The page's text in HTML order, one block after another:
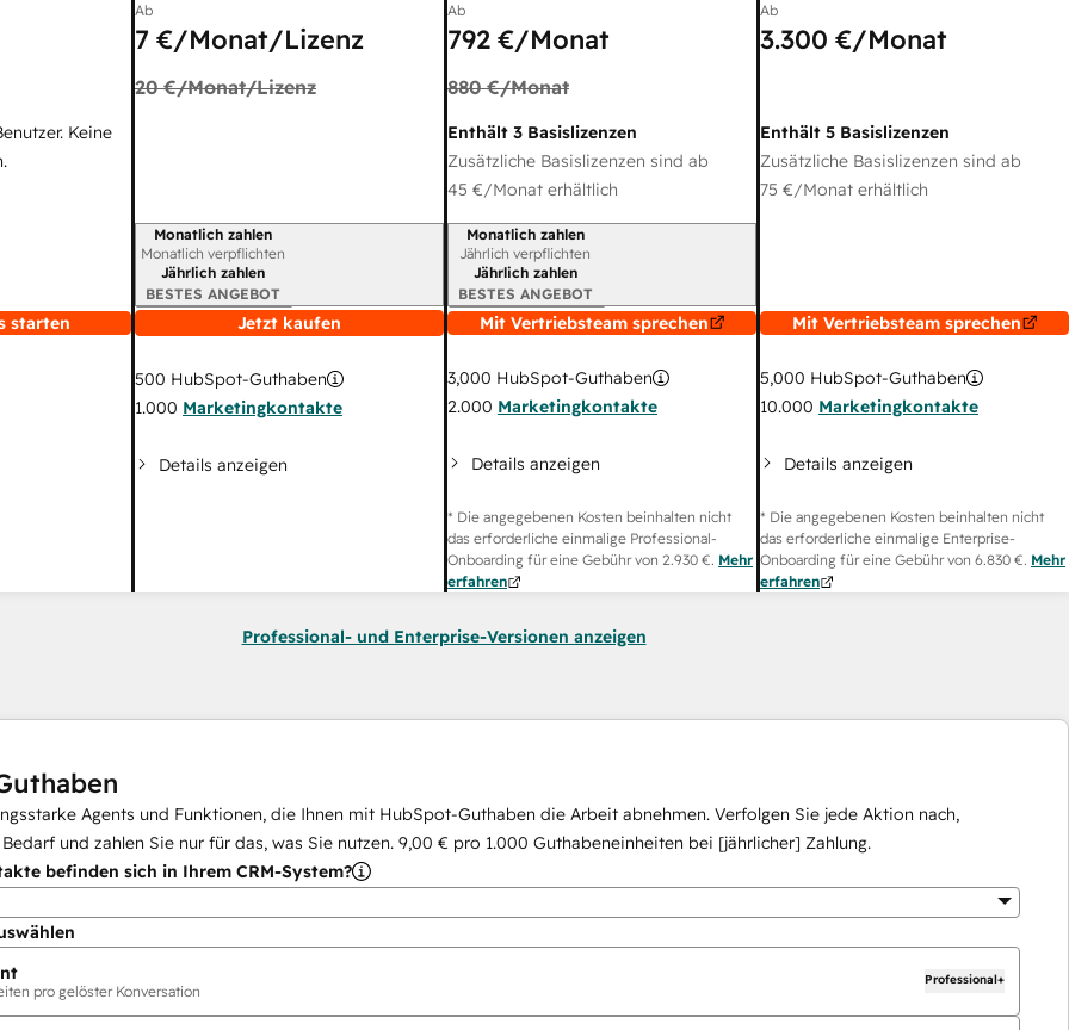
Keine
starten
Ab
7 €/Monat/Lizenz
20 €/Monat/Lizenz
Abrechnungszeitraum
Monatlich zahlen
Monatlich verpflichten
Jährlich zahlen
BESTES ANGEBOT
Jetzt kaufen
500 HubSpot-Guthaben
1.000 Marketingkontakte
Details anzeigen
Ab
792 €/Monat
880 €/Monat
Enthält 3 Basislizenzen
Zusätzliche Basislizenzen sind ab
45 €/Monat erhältlich
Abrechnungszeitraum
Monatlich zahlen
Jährlich verpflichten
Jährlich zahlen
BESTES ANGEBOT
Mit Vertriebsteam sprechen
3,000 HubSpot-Guthaben
2.000 Marketingkontakte
Details anzeigen
* Die angegebenen Kosten beinhalten nicht
das erforderliche einmalige Professional-
Onboarding für eine Gebühr von 2.930 €. Mehr
erfahren
Ab
3.300 €/Monat
Enthält 5 Basislizenzen
Zusätzliche Basislizenzen sind ab
75 €/Monat erhältlich
Mit Vertriebsteam sprechen
5,000 HubSpot-Guthaben
10.000 Marketingkontakte
Details anzeigen
* Die angegebenen Kosten beinhalten nicht
das erforderliche einmalige Enterprise-
Onboarding für eine Gebühr von 6.830 €. Mehr
erfahren
Professional- und Enterprise-Versionen anzeigen
Agents und Funktionen, die Ihnen mit HubSpot-Guthaben die Arbeit abnehmen. Verfolgen Sie jede Aktion nach,
und zahlen Sie nur für das, was Sie nutzen. 9,00 € pro 1.000 Guthabeneinheiten bei [jährlicher] Zahlung.
befinden sich in Ihrem CRM-System?
pro gelöster Konversation
Professional+